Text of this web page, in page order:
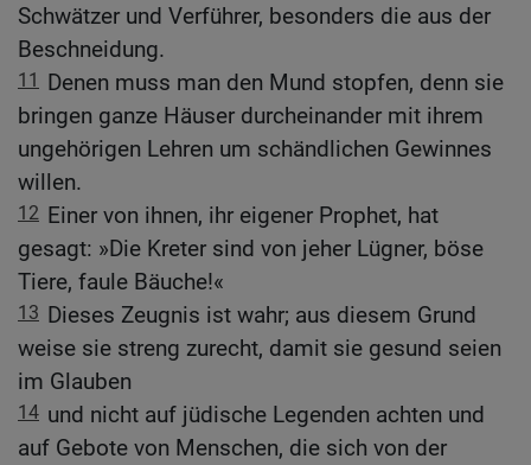
Schwätzer und Verführer, besonders die aus der
Beschneidung.
11 Denen muss man den Mund stopfen, denn sie
bringen ganze Häuser durcheinander mit ihrem
ungehörigen Lehren um schändlichen Gewinnes
willen.
12 Einer von ihnen, ihr eigener Prophet, hat
gesagt: »Die Kreter sind von jeher Lügner, böse
Tiere, faule Bäuche!«
13 Dieses Zeugnis ist wahr; aus diesem Grund
weise sie streng zurecht, damit sie gesund seien
im Glauben
14 und nicht auf jüdische Legenden achten und
auf Gebote von Menschen, die sich von der